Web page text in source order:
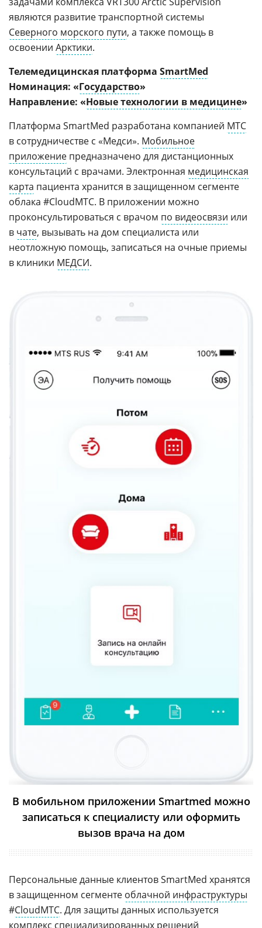
являются развитие транспортной системы
Северного морского пути, а также помощь в
освоении Арктики.
Телемедицинская платформа SmartMed
Номинация: «Государство»
Направление: «Новые технологии в медицине»
Платформа SmartMed разработана компанией МТС
в сотрудничестве с «Медси». Мобильное
приложение предназначено для дистанционных
консультаций с врачами. Электронная медицинская
карта пациента хранится в защищенном сегменте
облака #CloudMTC. В приложении можно
проконсультироваться с врачом по видеосвязи или
в чате, вызывать на дом специалиста или
неотложную помощь, записаться на очные приемы
в клиники МЕДСИ.
В мобильном приложении Smartmed можно
записаться к специалисту или оформить
вызов врача на дом
Персональные данные клиентов SmartMed хранятся
в защищенном сегменте облачной инфраструктуры
#CloudMTC. Для защиты данных используется
комплекс специализированных решений